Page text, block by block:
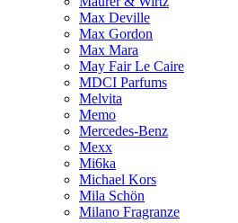
Max Deville
Max Gordon
Max Mara
May Fair Le Caire
MDCI Parfums
Melvita
Memo
Mercedes-Benz
Mexx
Mi6ka
Michael Kors
Mila Schön
Milano Fragranze